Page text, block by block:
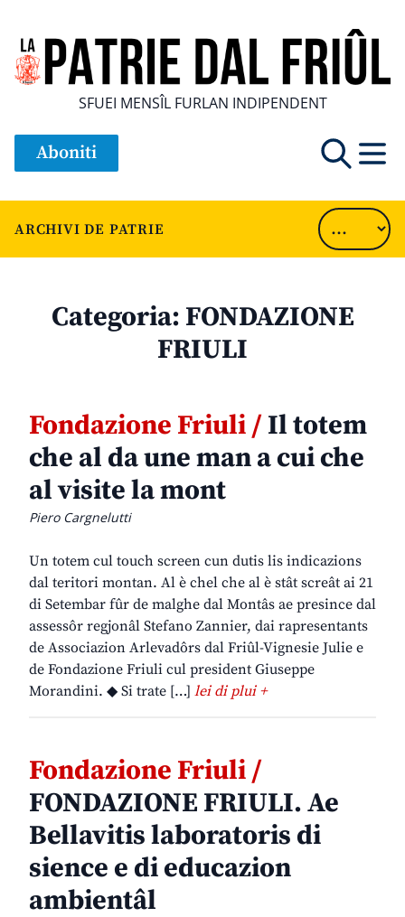
SFUEI MENSÎL FURLAN INDIPENDENT
Aboniti
ARCHIVI DE PATRIE
Categoria: FONDAZIONE
FRIULI
Fondazione Friuli /Il totem
che al da une man a cui che
al visite la mont
Piero Cargnelutti
Un totem cul touch screen cun dutis lis indicazions
dal teritori montan. Al è chel che al è stât screât ai 21
di Setembar fûr de malghe dal Montâs ae presince dal
assessôr regjonâl Stefano Zannier, dai rapresentants
de Associazion Arlevadôrs dal Friûl-Vignesie Julie e
de Fondazione Friuli cul president Giuseppe
Morandini. ◆ Si trate […] lei di plui +
Fondazione Friuli /
FONDAZIONE FRIULI. Ae
Bellavitis laboratoris di
sience e di educazion
ambientâl